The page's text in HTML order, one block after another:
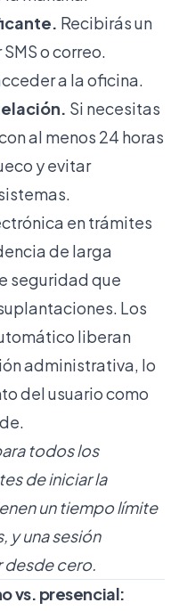
Recibirás un
o correo.
a la oficina.
Si necesitas
al menos 24 horas
y evitar
en trámites
de larga
seguridad que
Los
liberan
administrativa, lo
del usuario como
todos los
de iniciar la
un tiempo límite
y una sesión
desde cero.
vs. presencial: